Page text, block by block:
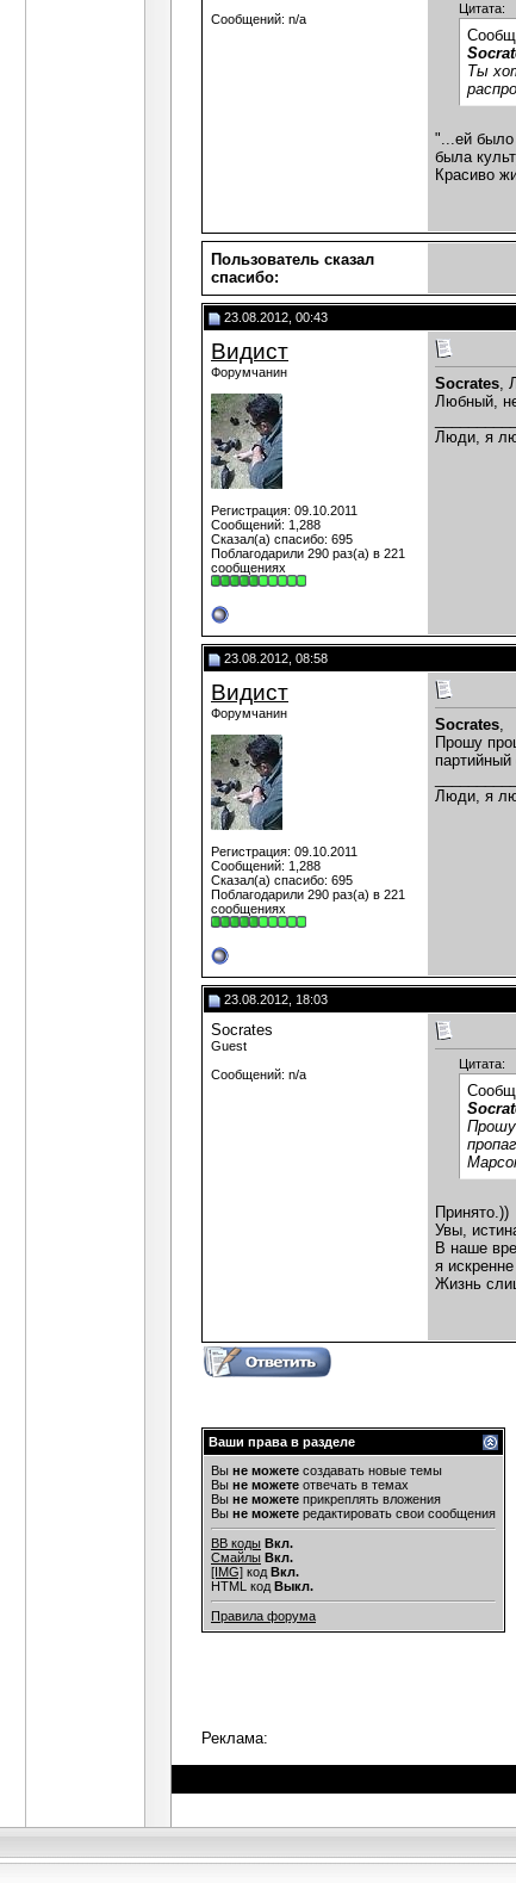
Сообщений: n/a
Цитата:
Ты
"...ей было
была
Красиво
Пользователь сказал
cпасибо:
23.08.2012, 00:43
Видист
Форумчанин
Регистрация: 09.10.2011
Сообщений: 1,288
Сказал(а) спасибо: 695
Поблагодарили 290 раз(а) в 221
сообщениях
Socrates, Л
Любный,
Люди, я
23.08.2012, 08:58
Видист
Форумчанин
Регистрация: 09.10.2011
Сообщений: 1,288
Сказал(а) спасибо: 695
Поблагодарили 290 раз(а) в 221
сообщениях
Socrates,
Прошу
Люди, я
23.08.2012, 18:03
Socrates
Guest
Сообщений: n/a
Цитата:
Прошу
Принято.))
Увы,
В наше
я
Жизнь
Ваши права в разделе
Вы не можете создавать новые темы
Вы не можете отвечать в темах
Вы не можете прикреплять вложения
Вы не можете редактировать свои сообщения
BB коды Вкл.
Смайлы Вкл.
[IMG] код Вкл.
HTML код Выкл.
Правила форума
Реклама: